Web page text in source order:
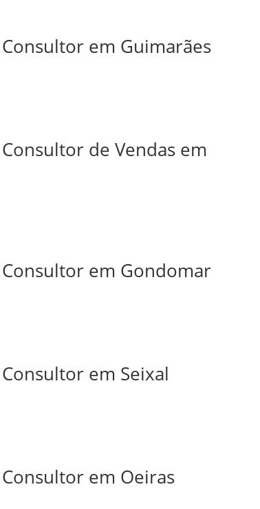
em Guimarães
de Vendas em
em Gondomar
em Seixal
em Oeiras